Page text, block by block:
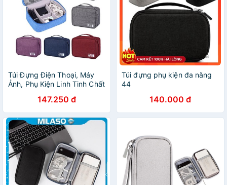
Túi Đựng Điện Thoại, Máy
Ảnh, Phụ Kiện Linh Tinh Chất
147.250 đ
Túi đựng phụ kiện đa năng
44
140.000 đ